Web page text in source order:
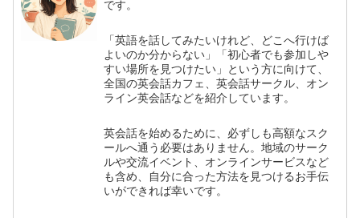
です。
「英語を話してみたいけれど、どこへ行けば
よいのか分からない」「初心者でも参加しや
すい場所を見つけたい」という方に向けて、
全国の英会話カフェ、英会話サークル、オン
ライン英会話などを紹介しています。
英会話を始めるために、必ずしも高額なスク
ールへ通う必要はありません。地域のサーク
ルや交流イベント、オンラインサービスなど
も含め、自分に合った方法を見つけるお手伝
いができれば幸いです。